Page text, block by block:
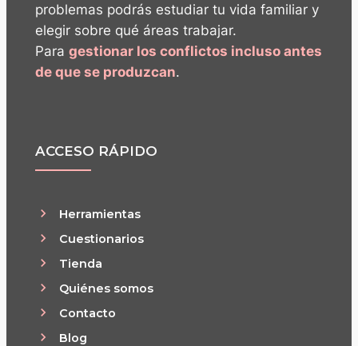
problemas podrás estudiar tu vida familiar y
elegir sobre qué áreas trabajar.
Para gestionar los conflictos incluso antes
de que se produzcan.
ACCESO RÁPIDO
Herramientas
Cuestionarios
Tienda
Quiénes somos
Contacto
Blog